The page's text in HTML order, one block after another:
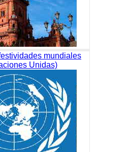
mundiales
Unidas)